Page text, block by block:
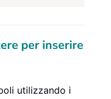
per inserire
utilizzando i